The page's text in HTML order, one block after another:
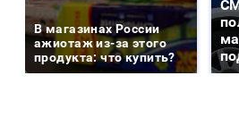
В магазинах России
ажиотаж из-за этого
продукта: что купить?